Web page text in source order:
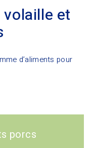
et
d’aliments pour
porcs